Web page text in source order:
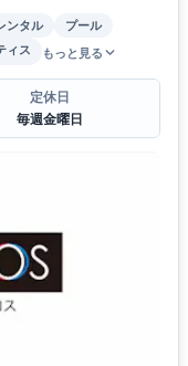
ンタル
プール
ィス もっと見る
定休日
毎週金曜日